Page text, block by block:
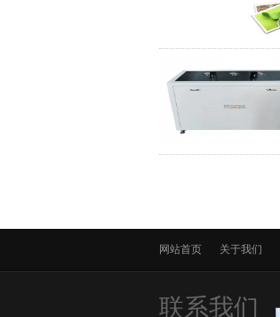
网站首页 关于我们
联系我们